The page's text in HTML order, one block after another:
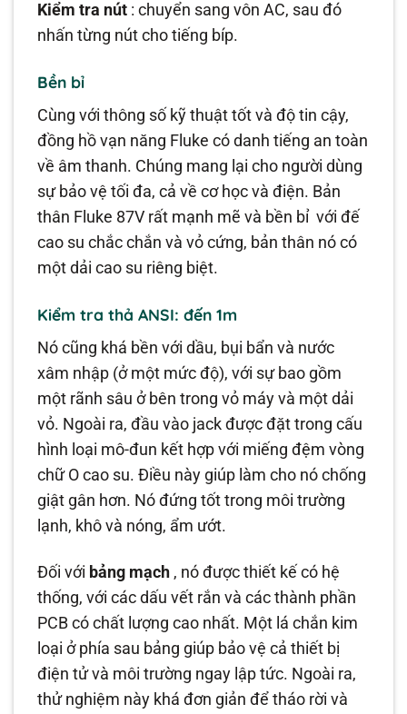
Kiểm tra nút : chuyển sang vôn AC, sau đó
nhấn từng nút cho tiếng bíp.
Bền bỉ
Cùng với thông số kỹ thuật tốt và độ tin cậy,
đồng hồ vạn năng Fluke có danh tiếng an toàn
về âm thanh. Chúng mang lại cho người dùng
sự bảo vệ tối đa, cả về cơ học và điện. Bản
thân Fluke 87V rất mạnh mẽ và bền bỉ với đế
cao su chắc chắn và vỏ cứng, bản thân nó có
một dải cao su riêng biệt.
Kiểm tra thả ANSI: đến 1m
Nó cũng khá bền với dầu, bụi bẩn và nước
xâm nhập (ở một mức độ), với sự bao gồm
một rãnh sâu ở bên trong vỏ máy và một dải
vỏ. Ngoài ra, đầu vào jack được đặt trong cấu
hình loại mô-đun kết hợp với miếng đệm vòng
chữ O cao su. Điều này giúp làm cho nó chống
giật gân hơn. Nó đứng tốt trong môi trường
lạnh, khô và nóng, ẩm ướt.
Đối với bảng mạch , nó được thiết kế có hệ
thống, với các dấu vết rắn và các thành phần
PCB có chất lượng cao nhất. Một lá chắn kim
loại ở phía sau bảng giúp bảo vệ cả thiết bị
điện tử và môi trường ngay lập tức. Ngoài ra,
thử nghiệm này khá đơn giản để tháo rời và